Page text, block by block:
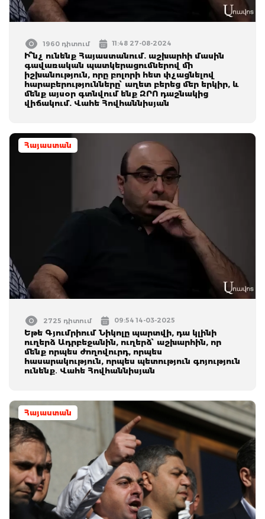
1960 դիտում 11:48 27-08-2024
Ի՞նչ ունենք Հայաստանում. աշխարհի մասին
գավառական պատկերացումներով մի
իշխանություն, որը բոլորի հետ փչացնելով
հարաբերությունները՝ աղետ բերեց մեր երկիր, և
մենք այսօր գտնվում ենք ԶՐՈ դաշնակից
վիճակում. Վահե Հովհաննիսյան
Հայաստան
2725 դիտում 09:54 14-03-2025
Եթե Գյումրիում Նիկոլը պարտվի, դա կլինի
ուղերձ Ադրբեջանին, ուղերձ՝ աշխարհին, որ
մենք որպես ժողովուրդ, որպես
հասարակություն, որպես պետություն գոյություն
ունենք․ Վահե Հովհաննիսյան
Հայաստան